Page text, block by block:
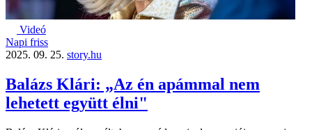
Videó
Napi friss
2025. 09. 25. story.hu
Balázs Klári: „Az én apámmal nem
lehetett együtt élni"